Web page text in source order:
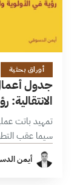
12 دقائق
أوراق بحثية
جدول
الانتقالية:
تمهيد باتت
سيما عقب
السويداء،
رئيس…أيمن